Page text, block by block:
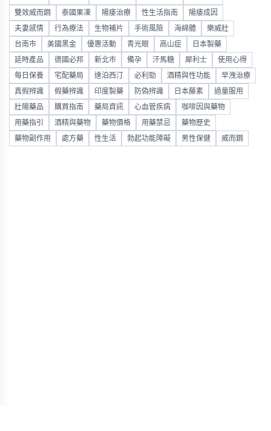
雙效威而鋼 泰國果凍 陽痿治療 性生活指南 陽痿成因
夫妻感情 行為療法 生物補片 手術風險 海綿體 樂威壯
台南市 美國黑金 優惠活動 青光眼 高山症 日本製藥
延時產品 德國必邦 新北市 備孕 汗馬糖 犀利士 使用心得
每日保養 宅配藥局 達泊西汀 必利勁 酒精與性功能 早洩治療
真假辨識 假藥辨識 印度製藥 防偽辨識 日本藤素 過量服用
壯陽藥品 購買指南 藥局資訊 心血管疾病 咖啡因與藥物
用藥指引 酒精與藥物 藥物價格 用藥禁忌 藥物歷史
藥物副作用 處方藥 性生活 勃起功能障礙 男性保健 威而鋼